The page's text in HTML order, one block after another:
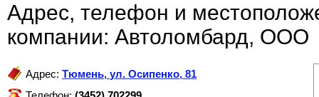
Адрес, телефон и
компании: Автоломбард, ООО
Адрес: Тюмень, ул. Осипенко, 81